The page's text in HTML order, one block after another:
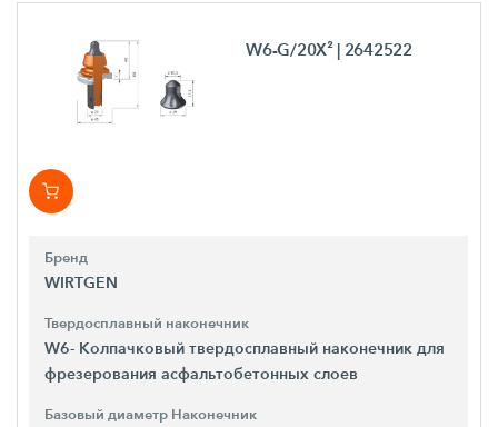
W6-G/20X² | 2642522
Бренд
WIRTGEN
Твердосплавный наконечник
W6- Колпачковый твердосплавный наконечник для
фрезерования асфальтобетонных слоев
Базовый диаметр Наконечник